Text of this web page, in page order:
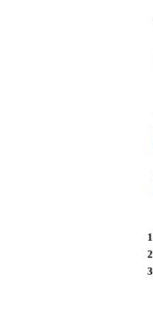
1
2
3